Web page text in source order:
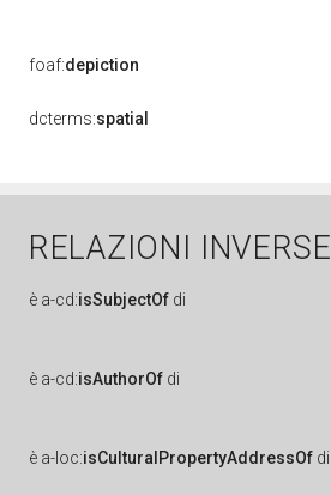
foaf:depiction
dcterms:spatial
RELAZIONI INVERSE
è a-cd:isSubjectOf di
è a-cd:isAuthorOf di
è a-loc:isCulturalPropertyAddressOf di